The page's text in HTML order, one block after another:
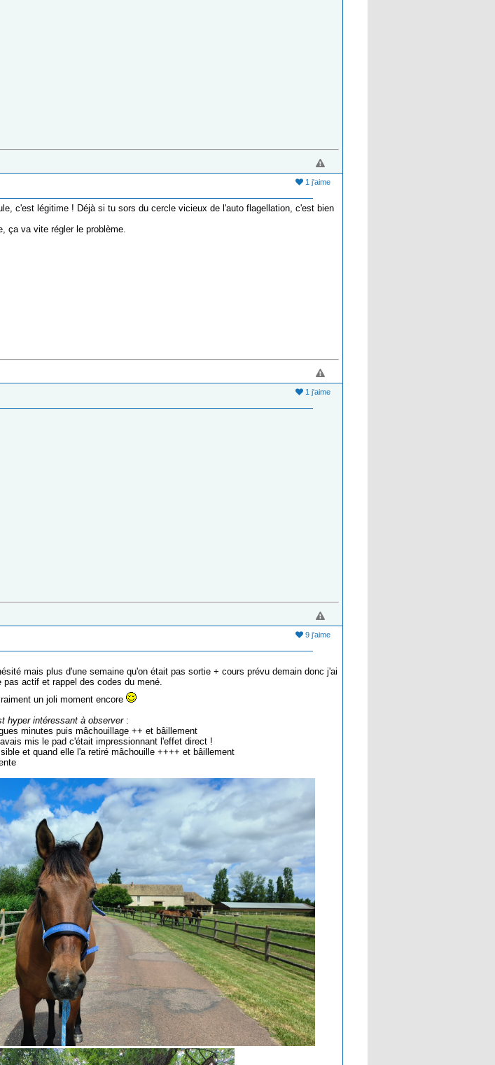
1 j'aime
c'est légitime ! Déjà si tu sors du cercle vicieux de l'auto flagellation, c'est bien
ça va vite régler le problème.
1 j'aime
9 j'aime
mais plus d'une semaine qu'on était pas sortie + cours prévu demain donc j'ai
actif et rappel des codes du mené.
un joli moment encore
hyper intéressant à observer:
minutes puis mâchouillage ++ et bâillement
mis le pad c'était impressionnant l'effet direct !
et quand elle l'a retiré mâchouille ++++ et bâillement